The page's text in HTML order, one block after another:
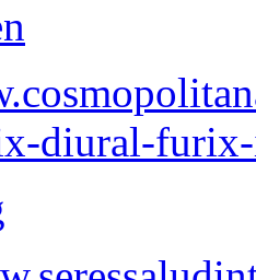
diural-